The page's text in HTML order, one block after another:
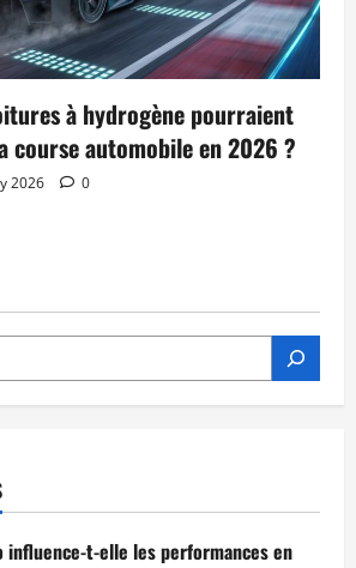
à hydrogène pourraient
course automobile en 2026 ?
2026 0
influence-t-elle les performances en